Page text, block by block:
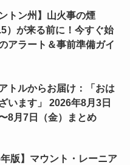
トン州】山火事の煙
）が来る前に！今すぐ始
アラート＆事前準備ガイ
トルからお届け：「おは
います」 2026年8月3日
8月7日（金）まとめ
年版】マウント・レーニア